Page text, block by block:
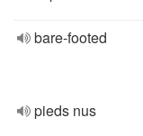
bare-footed
pieds nus